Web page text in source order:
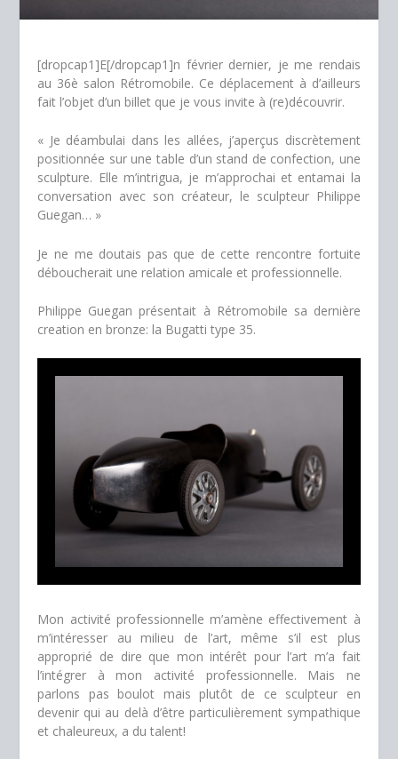
[dropcap1]E[/dropcap1]n février dernier, je me rendais
au 36è salon Rétromobile. Ce déplacement à d’ailleurs
fait l’objet d’un billet que je vous invite à (re)découvrir.
« Je déambulai dans les allées, j’aperçus discrètement
positionnée sur une table d’un stand de confection, une
sculpture. Elle m’intrigua, je m’approchai et entamai la
conversation avec son créateur, le sculpteur Philippe
Guegan… »
Je ne me doutais pas que de cette rencontre fortuite
déboucherait une relation amicale et professionnelle.
Philippe Guegan présentait à Rétromobile sa dernière
creation en bronze: la Bugatti type 35.
Mon activité professionnelle m’amène effectivement à
m’intéresser au milieu de l’art, même s’il est plus
approprié de dire que mon intérêt pour l’art m’a fait
l’intégrer à mon activité professionnelle. Mais ne
parlons pas boulot mais plutôt de ce sculpteur en
devenir qui au delà d’être particulièrement sympathique
et chaleureux, a du talent!